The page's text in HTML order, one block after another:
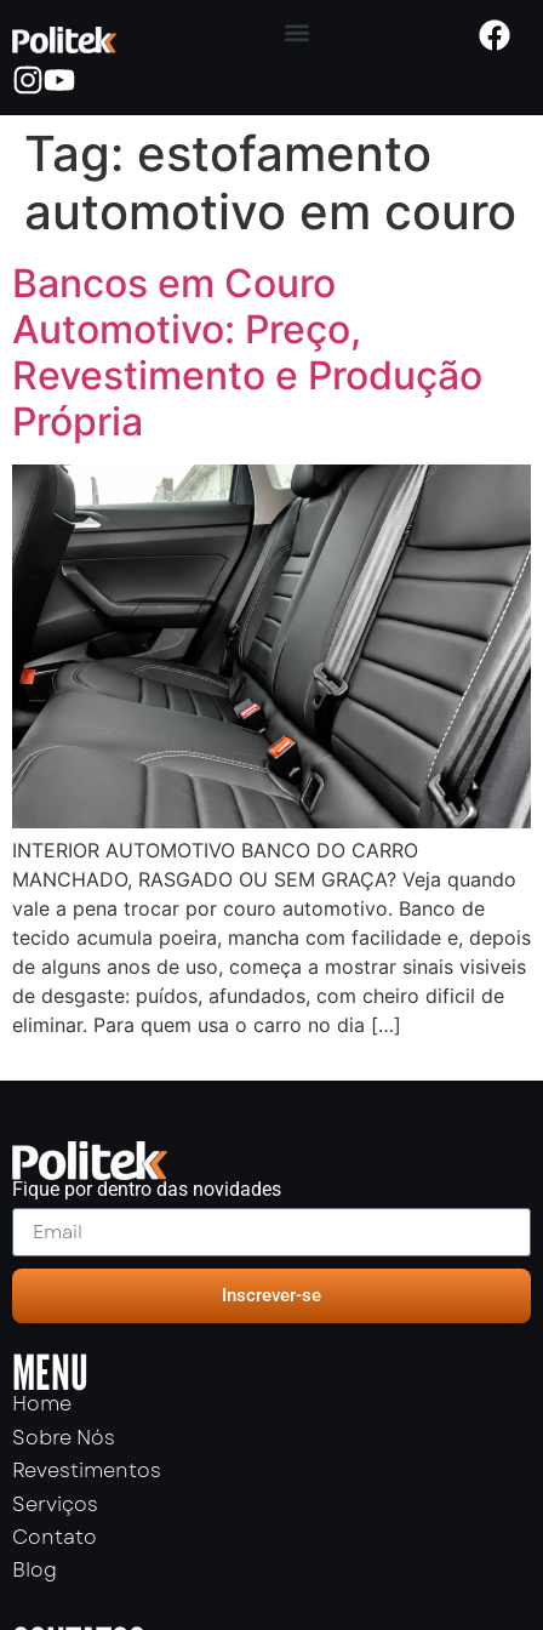
Tag: estofamento
automotivo em couro
Bancos em Couro
Automotivo: Preço,
Revestimento e Produção
Própria
INTERIOR AUTOMOTIVO BANCO DO CARRO
MANCHADO, RASGADO OU SEM GRAÇA? Veja quando
vale a pena trocar por couro automotivo. Banco de
tecido acumula poeira, mancha com facilidade e, depois
de alguns anos de uso, começa a mostrar sinais visiveis
de desgaste: puídos, afundados, com cheiro dificil de
eliminar. Para quem usa o carro no dia […]
Fique por dentro das novidades
Inscrever-se
MENU
Home
Sobre Nós
Revestimentos
Serviços
Contato
Blog